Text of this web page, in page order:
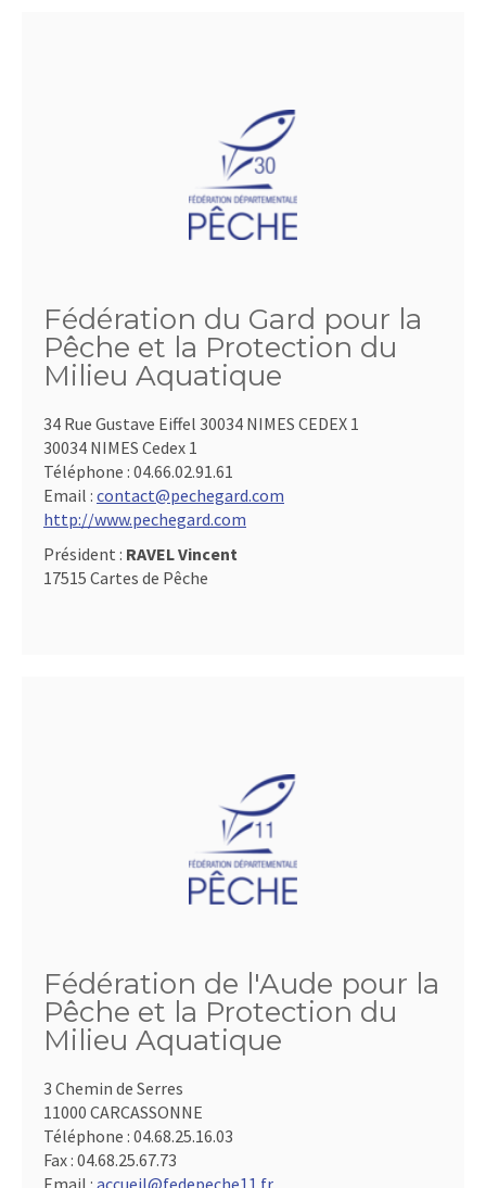
Fédération du Gard pour la
Pêche et la Protection du
Milieu Aquatique
34 Rue Gustave Eiffel 30034 NIMES CEDEX 1
30034 NIMES Cedex 1
Téléphone : 04.66.02.91.61
Email : contact@pechegard.com
http://www.pechegard.com
Président : RAVEL Vincent
17515 Cartes de Pêche
Fédération de l'Aude pour la
Pêche et la Protection du
Milieu Aquatique
3 Chemin de Serres
11000 CARCASSONNE
Téléphone : 04.68.25.16.03
Fax : 04.68.25.67.73
Email : accueil@fedepeche11.fr